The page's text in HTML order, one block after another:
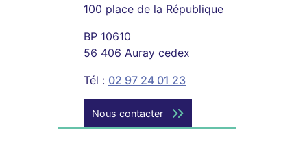
100 place de la République
BP 10610
56 406 Auray cedex
Tél : 02 97 24 01 23
Nous contacter